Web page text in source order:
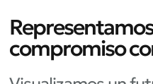
compromiso